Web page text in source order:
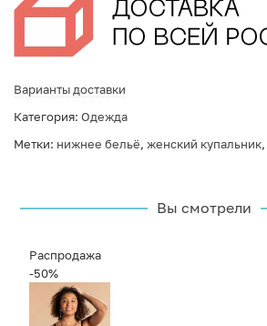
Варианты доставки
Категория: Одежда
Метки: нижнее бельё, женский купальник,
Вы смотрели
Распродажа
-50%